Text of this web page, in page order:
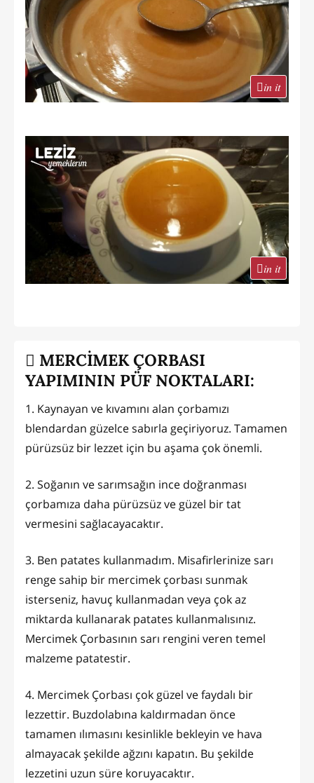
in it
in it
MERCİMEK ÇORBASI
YAPIMININ PÜF NOKTALARI:
1. Kaynayan ve kıvamını alan çorbamızı
blendardan güzelce sabırla geçiriyoruz. Tamamen
pürüzsüz bir lezzet için bu aşama çok önemli.
2. Soğanın ve sarımsağın ince doğranması
çorbamıza daha pürüzsüz ve güzel bir tat
vermesini sağlacayacaktır.
3. Ben patates kullanmadım. Misafirlerinize sarı
renge sahip bir mercimek çorbası sunmak
isterseniz, havuç kullanmadan veya çok az
miktarda kullanarak patates kullanmalısınız.
Mercimek Çorbasının sarı rengini veren temel
malzeme patatestir.
4. Mercimek Çorbası çok güzel ve faydalı bir
lezzettir. Buzdolabına kaldırmadan önce
tamamen ılımasını kesinlikle bekleyin ve hava
almayacak şekilde ağzını kapatın. Bu şekilde
lezzetini uzun süre koruyacaktır.